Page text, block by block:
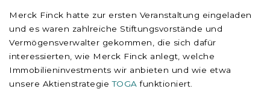
Merck Finck hatte zur ersten Veranstaltung eingeladen
und es waren zahlreiche Stiftungsvorstände und
Vermögensverwalter gekommen, die sich dafür
interessierten, wie Merck Finck anlegt, welche
Immobilieninvestments wir anbieten und wie etwa
unsere AktienstrategieTOGAfunktioniert.